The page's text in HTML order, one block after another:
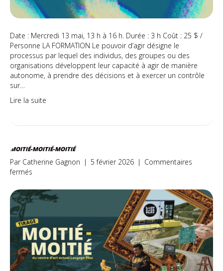
Date : Mercredi 13 mai, 13 h à 16 h. Durée : 3 h Coût : 25 $ /
Personne LA FORMATION Le pouvoir d’agir désigne le
processus par lequel des individus, des groupes ou des
organisations développent leur capacité à agir de manière
autonome, à prendre des décisions et à exercer un contrôle
sur…
Lire la suite
MOITIÉ-MOITIÉ-MOITIÉ
Par Catherine Gagnon | 5 février 2026 | Commentaires
fermés
moitié-
moitié